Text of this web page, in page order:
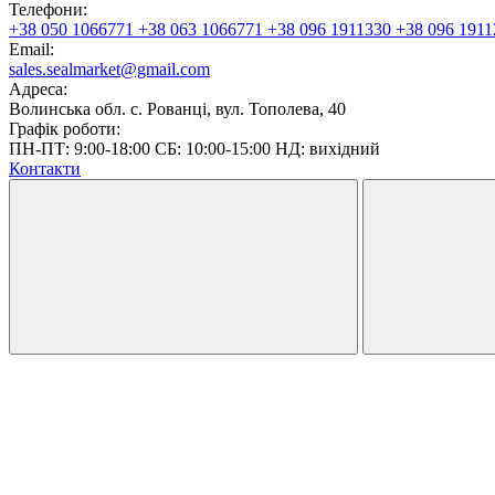
Телефони:
+38 050 1066771 +38 063 1066771 +38 096 1911330 +38 096
Email:
sales.sealmarket@gmail.com
Адреса:
Волинська обл. с. Рованці, вул. Тополева, 40
Графік роботи:
ПН-ПТ: 9:00-18:00 СБ: 10:00-15:00 НД: вихідний
Контакти